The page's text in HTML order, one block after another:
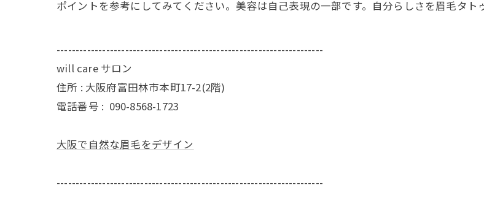
ポイントを参考にしてみてください。美容は自己表現の一部です。自分らしさを眉毛タト
----------------------------------------------------------------------
will care サロン
住所 : 大阪府富田林市本町17-2(2階)
電話番号 : 090-8568-1723
大阪で自然な眉毛をデザイン
----------------------------------------------------------------------